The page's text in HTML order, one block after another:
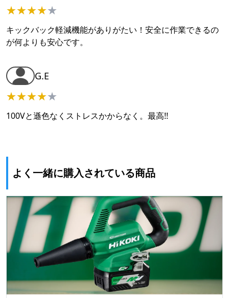
★★★★★
キックバック軽減機能がありがたい！安全に作業できるの
が何よりも安心です。
G.E
★★★★★
100Vと遜色なくストレスかからなく。最高!!
よく一緒に購入されている商品